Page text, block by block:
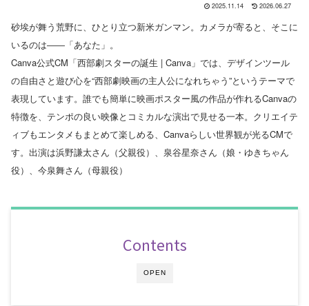
2025.11.14 2026.06.27
砂埃が舞う荒野に、ひとり立つ新米ガンマン。カメラが寄ると、そこに
いるのは――「あなた」。
Canva公式CM「西部劇スターの誕生 | Canva」では、デザインツール
の自由さと遊び心を“西部劇映画の主人公になれちゃう”というテーマで
表現しています。誰でも簡単に映画ポスター風の作品が作れるCanvaの
特徴を、テンポの良い映像とコミカルな演出で見せる一本。クリエイテ
ィブもエンタメもまとめて楽しめる、Canvaらしい世界観が光るCMで
す。出演は浜野謙太さん（父親役）、泉谷星奈さん（娘・ゆきちゃん
役）、今泉舞さん（母親役）
OPEN
Contents